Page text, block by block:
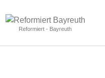
Reformiert - Bayreuth